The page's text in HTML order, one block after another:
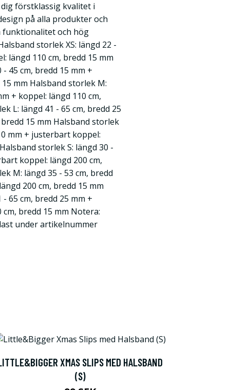
förstklassig kvalitet i
på alla produkter och
funktionalitet och hög
storlek XS: längd 22 -
längd 110 cm, bredd 15 mm
45 cm, bredd 15 mm +
mm Halsband storlek M:
+ koppel: längd 110 cm,
L: längd 41 - 65 cm, bredd 25
15 mm Halsband storlek
mm + justerbart koppel:
storlek S: längd 30 -
koppel: längd 200 cm,
M: längd 35 - 53 cm, bredd
200 cm, bredd 15 mm
65 cm, bredd 25 mm +
bredd 15 mm Notera:
under artikelnummer
XMAS SLIPS MED HALSBAND
(S)